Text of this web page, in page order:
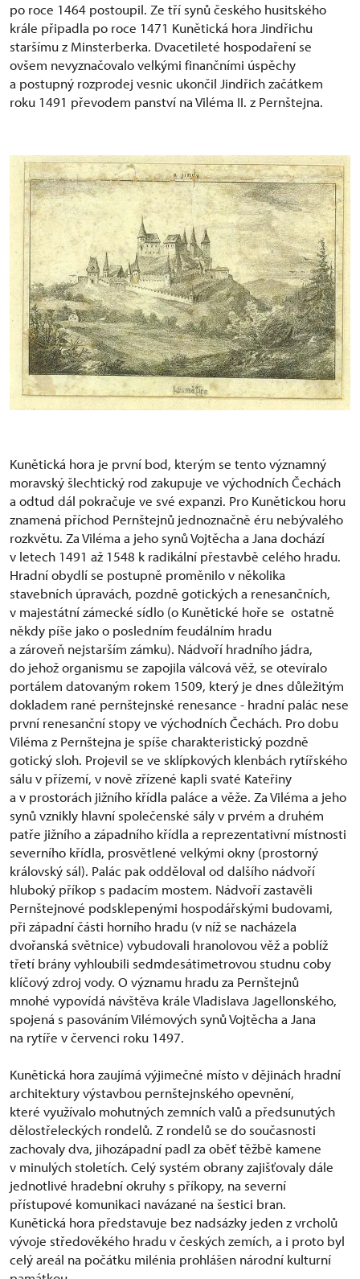
po roce 1464 postoupil. Ze tří synů českého husitského
krále připadla po roce 1471 Kunětická hora Jindřichu
staršímu z Minsterberka. Dvacetileté hospodaření se
ovšem nevyznačovalo velkými finančními úspěchy
a postupný rozprodej vesnic ukončil Jindřich začátkem
roku 1491 převodem panství na Viléma II. z Pernštejna.
Kunětická hora je první bod, kterým se tento významný
moravský šlechtický rod zakupuje ve východních Čechách
a odtud dál pokračuje ve své expanzi. Pro Kunětickou horu
znamená příchod Pernštejnů jednoznačně éru nebývalého
rozkvětu. Za Viléma a jeho synů Vojtěcha a Jana dochází
v letech 1491 až 1548 k radikální přestavbě celého hradu.
Hradní obydlí se postupně proměnilo v několika
stavebních úpravách, pozdně gotických a renesančních,
v majestátní zámecké sídlo (o Kunětické hoře se ostatně
někdy píše jako o posledním feudálním hradu
a zároveň nejstarším zámku). Nádvoří hradního jádra,
do jehož organismu se zapojila válcová věž, se otevíralo
portálem datovaným rokem 1509, který je dnes důležitým
dokladem rané pernštejnské renesance - hradní palác nese
první renesanční stopy ve východních Čechách. Pro dobu
Viléma z Pernštejna je spíše charakteristický pozdně
gotický sloh. Projevil se ve sklípkových klenbách rytířského
sálu v přízemí, v nově zřízené kapli svaté Kateřiny
a v prostorách jižního křídla paláce a věže. Za Viléma a jeho
synů vznikly hlavní společenské sály v prvém a druhém
patře jižního a západního křídla a reprezentativní místnosti
severního křídla, prosvětlené velkými okny (prostorný
královský sál). Palác pak odděloval od dalšího nádvoří
hluboký příkop s padacím mostem. Nádvoří zastavěli
Pernštejnové podsklepenými hospodářskými budovami,
při západní části horního hradu (v níž se nacházela
dvořanská světnice) vybudovali hranolovou věž a poblíž
třetí brány vyhloubili sedmdesátimetrovou studnu coby
klíčový zdroj vody. O významu hradu za Pernštejnů
mnohé vypovídá návštěva krále Vladislava Jagellonského,
spojená s pasováním Vilémových synů Vojtěcha a Jana
na rytíře v červenci roku 1497.
Kunětická hora zaujímá výjimečné místo v dějinách hradní
architektury výstavbou pernštejnského opevnění,
které využívalo mohutných zemních valů a předsunutých
dělostřeleckých rondelů. Z rondelů se do současnosti
zachovaly dva, jihozápadní padl za oběť těžbě kamene
v minulých stoletích. Celý systém obrany zajišťovaly dále
jednotlivé hradební okruhy s příkopy, na severní
přístupové komunikaci navázané na šestici bran.
Kunětická hora představuje bez nadsázky jeden z vrcholů
vývoje středověkého hradu v českých zemích, a i proto byl
celý areál na počátku milénia prohlášen národní kulturní